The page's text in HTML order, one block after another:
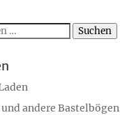
Suchen
andere Bastelbögen